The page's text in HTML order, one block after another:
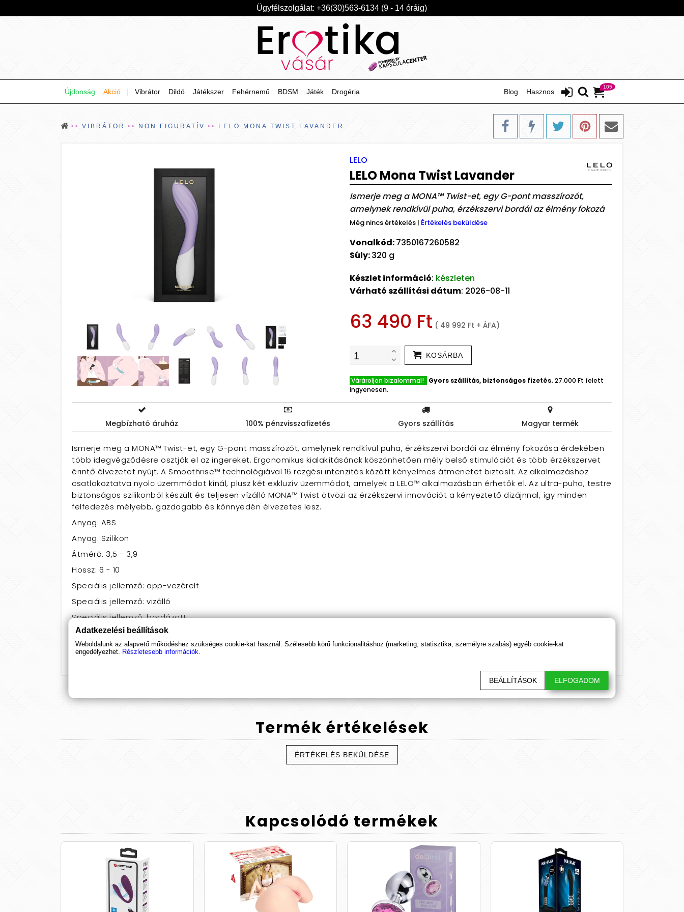
Ügyfélszolgálat: +36(30)563-6134 (9 - 14 óráig)
105
Hasznos
Újdonság Blog
Akció | Vibrátor Dildó Játékszer Fehérnemű BDSM Játék Drogéria
VIBRÁTOR NON FIGURATÍV LELO MONA TWIST LAVANDER
LELO
LELO Mona Twist Lavander
Ismerje meg a MONA™ Twist-et, egy G-pont masszírozót,
amelynek rendkívül puha, érzékszervi bordái az élmény fokozá
Még nincs értékelés | Értékelés beküldése
Vonalkód:7350167260582
Súly:320 g
Készlet információ: készleten
Várható szállítási dátum: 2026-08-11
63 490 Ft ( 49 992 Ft + ÁFA)
KOSÁRBA
Várároljon bizalommal! Gyors szállítás, biztonságos fizetés. 27.000 Ft felett
ingyenesen.
Megbízható áruház 100% pénzvisszafizetés Gyors szállítás Magyar termék
Ismerje meg a MONA™ Twist-et, egy G-pont masszírozót, amelynek rendkívül puha, érzékszervi bordái az élmény fokozása érdekében
több idegvégződésre osztják el az ingereket. Ergonomikus kialakításának köszönhetően mély belső stimulációt és több érzékszervet
érintő élvezetet nyújt. A Smoothrise™ technológiával 16 rezgési intenzitás között kényelmes átmenetet biztosít. Az alkalmazáshoz
csatlakoztatva nyolc üzemmódot kínál, plusz két exkluzív üzemmódot, amelyek a LELO™ alkalmazásban érhetők el. Az ultra-puha, testre
biztonságos szilikonból készült és teljesen vízálló MONA™ Twist ötvözi az érzékszervi innovációt a kényeztető dizájnnal, így minden
felfedezés mélyebb, gazdagabb és könnyedén élvezetes lesz.
Anyag: ABS
Anyag: Szilikon
Átmérő: 3,5 - 3,9
Hossz: 6 - 10
Speciális jellemző: app-vezérelt
Speciális jellemző: vizálló
Speciális jellemző: bordázott
Szín: Lila
Elem: Újratölthető
Termék értékelések
ÉRTÉKELÉS BEKÜLDÉSE
Kapcsolódó termékek
Adatkezelési beállítások
Weboldalunk az alapvető működéshez szükséges cookie-kat használ. Szélesebb körű funkcionalitáshoz (marketing, statisztika, személyre szabás) egyéb cookie-kat
engedélyezhet. Részletesebb információk.
BEÁLLÍTÁSOK ELFOGADOM